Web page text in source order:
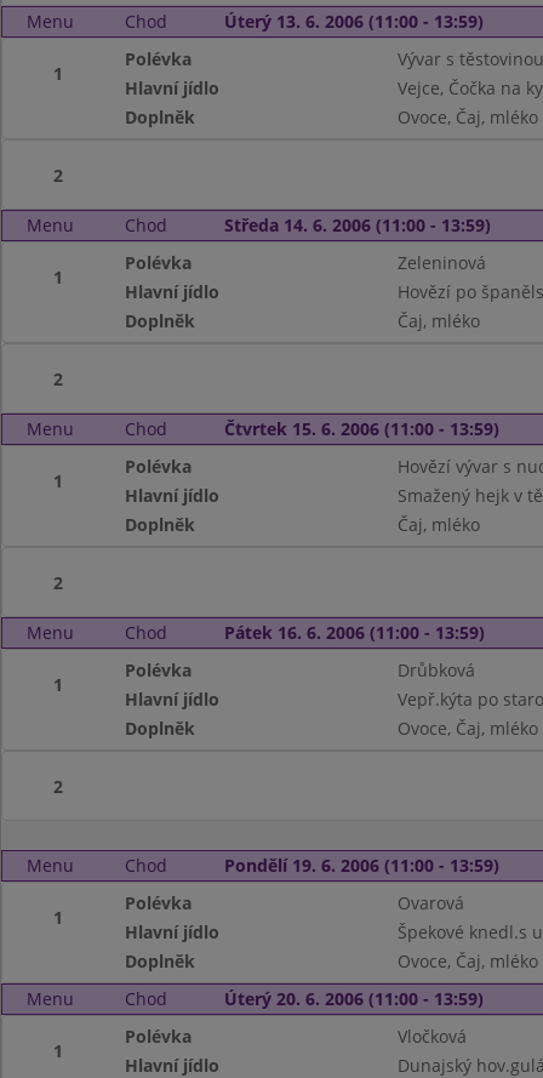
Menu
Chod Úterý 13. 6. 2006 (11:00 - 13:59)
1
Polévka
Vývar s těstovinou
Hlavní jídlo
Vejce, Čočka na
Doplněk
Ovoce, Čaj, mléko
2
Menu Chod Středa 14. 6. 2006 (11:00 - 13:59)
1
Polévka
Zeleninová
Hlavní jídlo
Hovězí po
Doplněk
Čaj, mléko
2
Menu Chod Čtvrtek 15. 6. 2006 (11:00 - 13:59)
1
Polévka
Hovězí vývar s
Hlavní jídlo
Smažený hejk v
Doplněk
Čaj, mléko
2
Menu Chod Pátek 16. 6. 2006 (11:00 - 13:59)
1
Polévka
Drůbková
Hlavní jídlo
Vepř.kýta po
Doplněk
Ovoce, Čaj, mléko
2
Menu Chod Pondělí 19. 6. 2006 (11:00 - 13:59)
1
Polévka
Ovarová
Hlavní jídlo
Špekové knedl.s
Doplněk
Ovoce, Čaj, mléko
Menu
Chod Úterý 20. 6. 2006 (11:00 - 13:59)
1
Polévka
Vločková
Hlavní jídlo
Dunajský